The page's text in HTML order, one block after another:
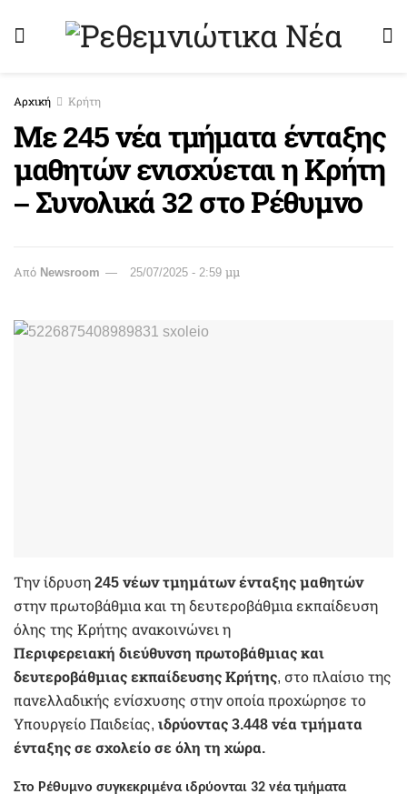
Αρχική Κρήτη
Με 245 νέα τμήματα ένταξης
μαθητών ενισχύεται η Κρήτη
– Συνολικά 32 στο Ρέθυμνο
Από Newsroom 25/07/2025 - 2:59 μμ
Την ίδρυση 245 νέων τμημάτων ένταξης μαθητών
στην πρωτοβάθμια και τη δευτεροβάθμια εκπαίδευση
όλης της Κρήτης ανακοινώνει η
Περιφερειακή διεύθυνση πρωτοβάθμιας και
δευτεροβάθμιας εκπαίδευσης Κρήτης, στο πλαίσιο της
πανελλαδικής ενίσχυσης στην οποία προχώρησε το
Υπουργείο Παιδείας, ιδρύοντας 3.448 νέα τμήματα
ένταξης σε σχολείο σε όλη τη χώρα.
Στο Ρέθυμνο συγκεκριμένα ιδρύονται 32 νέα τμήματα